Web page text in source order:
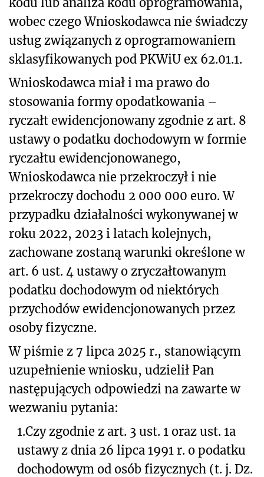
wobec czego Wnioskodawca nie świadczy
usług związanych z oprogramowaniem
sklasyfikowanych pod PKWiU ex 62.01.1.
Wnioskodawca miał i ma prawo do
stosowania formy opodatkowania –
ryczałt ewidencjonowany zgodnie z art. 8
ustawy o podatku dochodowym w formie
ryczałtu ewidencjonowanego,
Wnioskodawca nie przekroczył i nie
przekroczy dochodu 2 000 000 euro. W
przypadku działalności wykonywanej w
roku 2022, 2023 i latach kolejnych,
zachowane zostaną warunki określone w
art. 6 ust. 4 ustawy o zryczałtowanym
podatku dochodowym od niektórych
przychodów ewidencjonowanych przez
osoby fizyczne.
W piśmie z 7 lipca 2025 r., stanowiącym
uzupełnienie wniosku, udzielił Pan
następujących odpowiedzi na zawarte w
wezwaniu pytania:
1.Czy zgodnie z art. 3 ust. 1 oraz ust. 1a
ustawy z dnia 26 lipca 1991 r. o podatku
dochodowym od osób fizycznych (t. j. Dz.